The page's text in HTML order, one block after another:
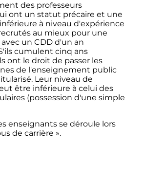
des professeurs
ont un statut précaire et une
à niveau d'expérience
au mieux pour une
un CDD d'un an
cumulent cinq ans
ont le droit de passer les
de l'enseignement public
Leur niveau de
être inférieure à celui des
(possession d'une simple
enseignants se déroule lors
de carrière ».